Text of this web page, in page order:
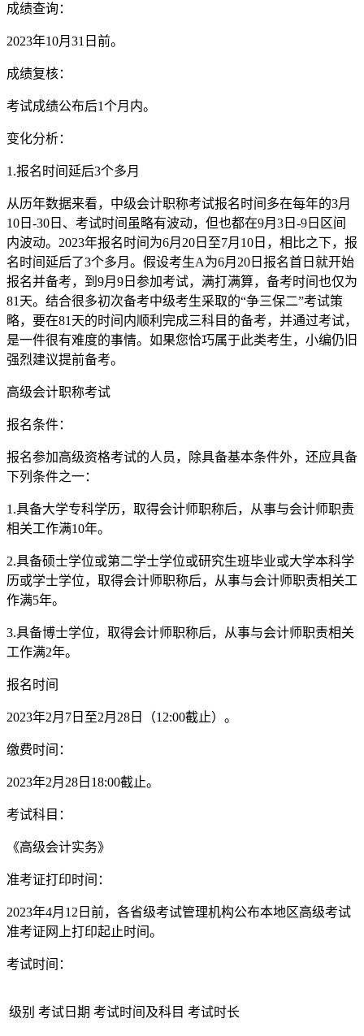
成绩查询：
2023年10月31日前。
成绩复核：
考试成绩公布后1个月内。
变化分析：
1.报名时间延后3个多月
从历年数据来看，中级会计职称考试报名时间多在每年的3月
10日-30日、考试时间虽略有波动，但也都在9月3日-9日区间
内波动。2023年报名时间为6月20日至7月10日，相比之下，报
名时间延后了3个多月。假设考生A为6月20日报名首日就开始
报名并备考，到9月9日参加考试，满打满算，备考时间也仅为
81天。结合很多初次备考中级考生采取的“争三保二”考试策
略，要在81天的时间内顺利完成三科目的备考，并通过考试，
是一件很有难度的事情。如果您恰巧属于此类考生，小编仍旧
强烈建议提前备考。
高级会计职称考试
报名条件：
报名参加高级资格考试的人员，除具备基本条件外，还应具备
下列条件之一：
1.具备大学专科学历，取得会计师职称后，从事与会计师职责
相关工作满10年。
2.具备硕士学位或第二学士学位或研究生班毕业或大学本科学
历或学士学位，取得会计师职称后，从事与会计师职责相关工
作满5年。
3.具备博士学位，取得会计师职称后，从事与会计师职责相关
工作满2年。
报名时间
2023年2月7日至2月28日（12:00截止）。
缴费时间：
2023年2月28日18:00截止。
考试科目：
《高级会计实务》
准考证打印时间：
2023年4月12日前，各省级考试管理机构公布本地区高级考试
准考证网上打印起止时间。
考试时间：
级别 考试日期 考试时间及科目 考试时长